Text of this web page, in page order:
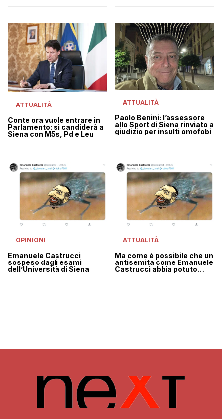
ATTUALITÀ
Conte ora vuole entrare in
Parlamento: si candiderà a
Siena con M5s, Pd e Leu
ATTUALITÀ
Paolo Benini: l’assessore
allo Sport di Siena rinviato a
giudizio per insulti omofobi
OPINIONI
Emanuele Castrucci
sospeso dagli esami
dell’Università di Siena
ATTUALITÀ
Ma come è possibile che un
antisemita come Emanuele
Castrucci abbia potuto